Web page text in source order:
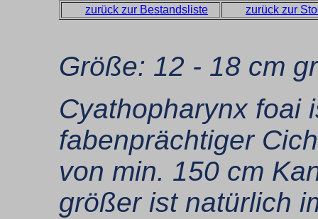
zurück zur Bestandsliste zurück zur
Größe: 12 - 18 cm
Cyathopharynx foai
fabenprächtiger
von min. 150 cm
größer ist natürlich